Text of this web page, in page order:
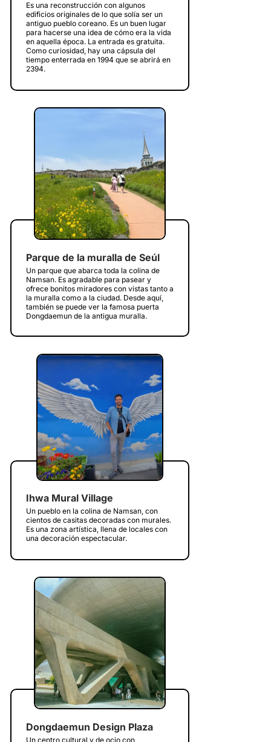
Es una reconstrucción con algunos
edificios originales de lo que solía ser un
antiguo pueblo coreano. Es un buen lugar
para hacerse una idea de cómo era la vida
en aquella época. La entrada es gratuita.
Como curiosidad, hay una cápsula del
tiempo enterrada en 1994 que se abrirá en
2394.
Parque de la muralla de Seúl
Un parque que abarca toda la colina de
Namsan. Es agradable para pasear y
ofrece bonitos miradores con vistas tanto a
la muralla como a la ciudad. Desde aquí,
también se puede ver la famosa puerta
Dongdaemun de la antigua muralla.
Ihwa Mural Village
Un pueblo en la colina de Namsan, con
cientos de casitas decoradas con murales.
Es una zona artística, llena de locales con
una decoración espectacular.
Dongdaemun Design Plaza
Un centro cultural y de ocio con